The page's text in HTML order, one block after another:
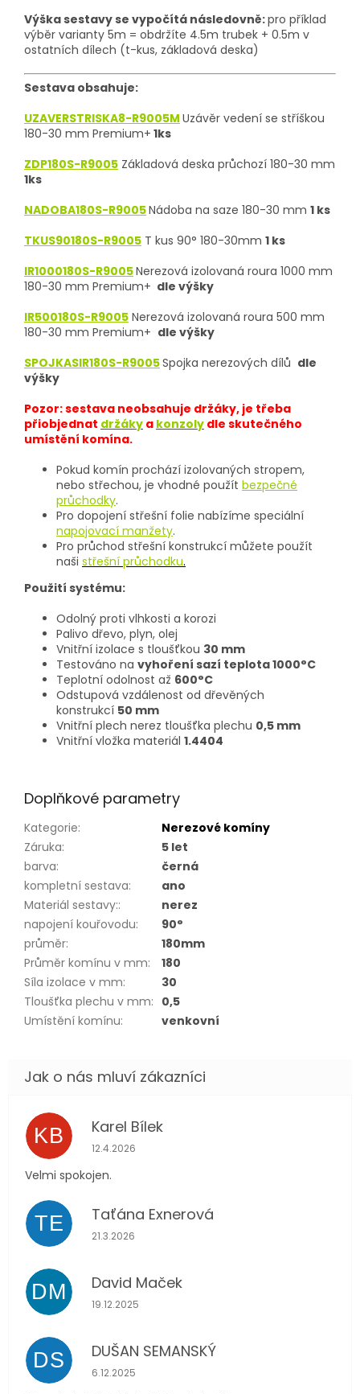
Výška sestavy se vypočítá následovně:pro příklad
výběr varianty 5m = obdržíte 4.5m trubek + 0.5m v
ostatních dílech (t-kus, základová deska)
Sestava obsahuje:
UZAVERSTRISKA8-R9005M Uzávěr vedení se stříškou
180-30 mm Premium+ 1ks
ZDP180S-R9005 Základová deska průchozí 180-30 mm
1ks
NADOBA180S-R9005Nádoba na saze 180-30 mm 1 ks
TKUS90180S-R9005 T kus 90° 180-30mm 1 ks
IR1000180S-R9005Nerezová izolovaná roura 1000 mm
180-30 mm Premium+ dle výšky
IR500180S-R9005 Nerezová izolovaná roura 500 mm
180-30 mm Premium+ dle výšky
SPOJKASIR180S-R9005Spojka nerezových dílů dle
výšky
Pozor: sestava neobsahuje držáky, je třeba
přiobjednat držáky a konzoly dle skutečného
umístění komína.
Pokud komín prochází izolovaných stropem,
nebo střechou, je vhodné použít bezpečné
průchodky.
Pro dopojení střešní folie nabízíme speciální
napojovací manžety.
Pro průchod střešní konstrukcí můžete použít
naši střešní průchodku.
Použití systému:
Odolný proti vlhkosti a korozi
Palivo dřevo, plyn, olej
Vnitřní izolace s tloušťkou 30 mm
Testováno na vyhoření sazí teplota 1000°C
Teplotní odolnost až 600°C
Odstupová vzdálenost od dřevěných
konstrukcí 50 mm
Vnitřní plech nerez tloušťka plechu 0,5 mm
Vnitřní vložka materiál 1.4404
Doplňkové parametry
Kategorie:
Nerezové komíny
Záruka:
5 let
barva:
černá
kompletní sestava:
ano
Materiál sestavy::
nerez
napojení kouřovodu:
90°
průměr:
180mm
Průměr komínu v mm:
180
Síla izolace v mm:
30
Tloušťka plechu v mm: 0,5
Umístění komínu: venkovní
KB Karel Bílek
Hodnocení obchodu je 5 z 5 hvězdiček.
12.4.2026
Velmi spokojen.
TE Taťána Exnerová
Hodnocení obchodu je 5 z 5 hvězdiček.
21.3.2026
DM David Maček
Hodnocení obchodu je 5 z 5 hvězdiček.
19.12.2025
DS DUŠAN SEMANSKÝ
Hodnocení obchodu je 5 z 5 hvězdiček.
6.12.2025